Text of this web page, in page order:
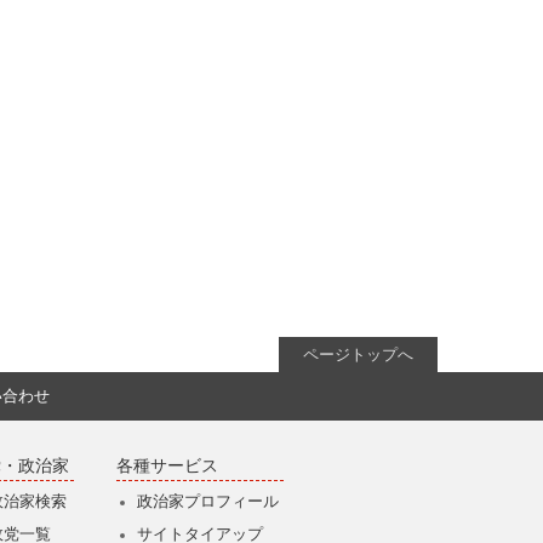
ページトップへ
わせ
政治家
治家検索
党一覧
各種サービス
政治家プロフィール
サイトタイアップ